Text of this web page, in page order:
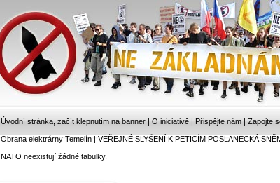
Úvodní stránka, začít klepnutím na banner | O iniciativě | Přispějte nám | Zapojte
Obrana elektrárny Temelín|VEŘEJNÉ SLYŠENÍ K PETICÍM POSLANECKÁ
NATO neexistují žádné tabulky.